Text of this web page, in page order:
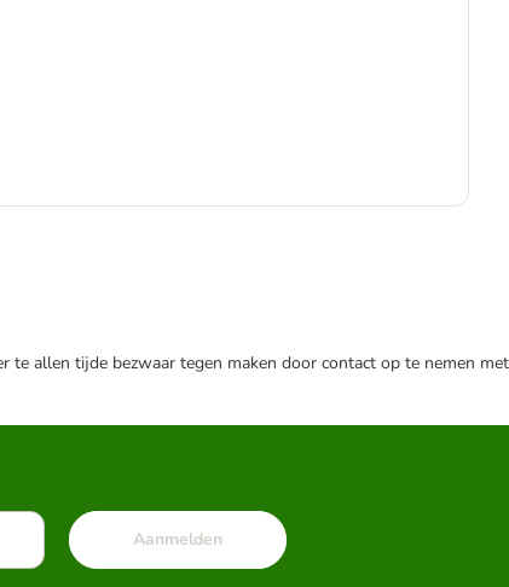
allen tijde bezwaar tegen maken door contact op te nemen met
Aanmelden